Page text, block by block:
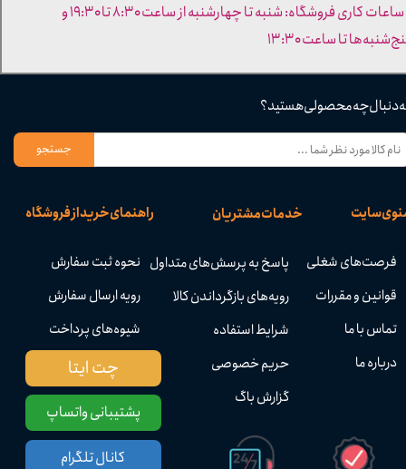
راهنمای خرید از فروشگاه
نحوه ثبت سفارش
رویه ارسال سفارش
شیوه‌های پرداخت
خدمات مشتریان
پاسخ به پرسش‌های متداول
رویه‌های بازگرداندن کالا
شرایط استفاده
حریم خصوصی
گزارش باگ
سایت
فرصت‌های شغلی
قوانین و مقررات
تماس با ما
درباره ما
دنبال چه محصولی هستید؟
جستجو
پشتیبانی واتساپ
چت ایتا
کانال تلگرام
- ساعات کاری فروشگاه: شنبه تا چهارشنبه از ساعت ۸:۳۰ تا ۱۹:۳۰ و
تا ساعت ۱۳:۳۰​​​​​​​